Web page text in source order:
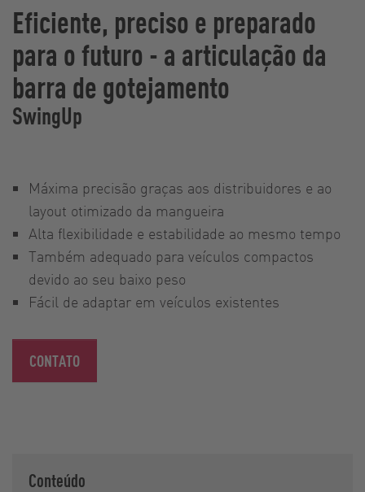
Eficiente, preciso e preparado
para o futuro - a articulação da
barra de gotejamento
SwingUp
Máxima precisão graças aos distribuidores e ao
layout otimizado da mangueira
Alta flexibilidade e estabilidade ao mesmo tempo
Também adequado para veículos compactos
devido ao seu baixo peso
Fácil de adaptar em veículos existentes
CONTATO
Conteúdo